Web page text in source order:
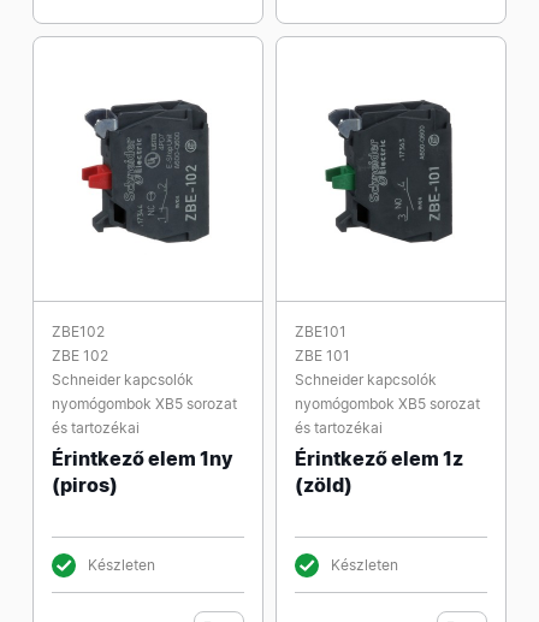
ZBE102
ZBE 102
Schneider kapcsolók
nyomógombok XB5 sorozat
és tartozékai
Érintkező elem 1ny
(piros)
Készleten
ZBE101
ZBE 101
Schneider kapcsolók
nyomógombok XB5 sorozat
és tartozékai
Érintkező elem 1z
(zöld)
Készleten